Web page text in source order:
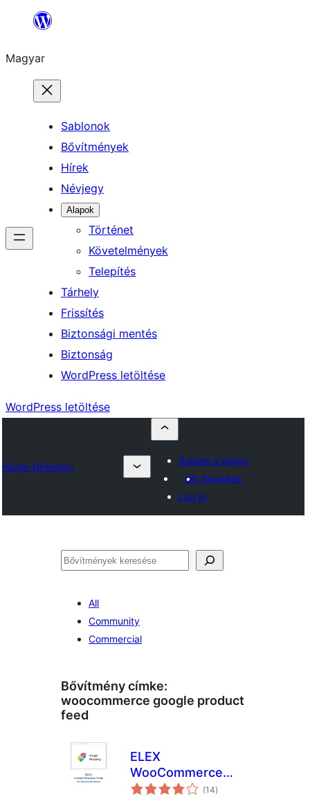
Ugrás
tartalomhoz
Magyar
Sablonok
Bővítmények
Hírek
Névjegy
Alapok
Történet
Követelmények
Telepítés
Tárhely
Frissítés
Biztonsági mentés
Biztonság
WordPress letöltése
WordPress letöltése
Plugin Directory
Submit a plugin
My favorites
Log in
Keresés
All
Community
Commercial
Bővítmény címke:
woocommerce google product
feed
ELEX
WooCommerce
Google Shopping
(14értékelés
összesen
)